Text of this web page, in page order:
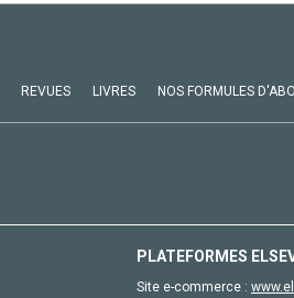
REVUES LIVRES NOS FORMULES
PLATEFORMES
Site e-commerce :